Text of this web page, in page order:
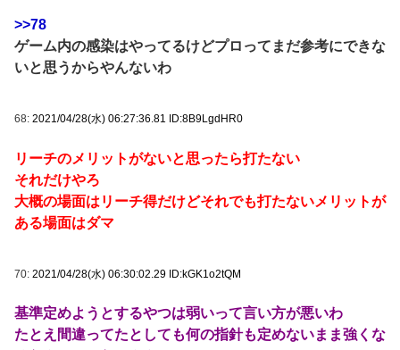
>>78
ゲーム内の感染はやってるけどプロってまだ参考にできな
いと思うからやんないわ
68: 2021/04/28(水) 06:27:36.81 ID:8B9LgdHR0
リーチのメリットがないと思ったら打たない
それだけやろ
大概の場面はリーチ得だけどそれでも打たないメリットが
ある場面はダマ
70: 2021/04/28(水) 06:30:02.29 ID:kGK1o2tQM
基準定めようとするやつは弱いって言い方が悪いわ
たとえ間違ってたとしても何の指針も定めないまま強くな